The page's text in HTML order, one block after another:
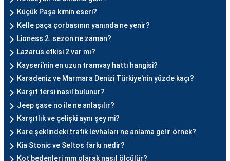
Küçük Paşa kimin eseri?
Kelle paça çorbasının yanında ne yenir?
Lioness 2. sezon ne zaman?
Lazarus etkisi 2 var mı?
Kayseri'nin en uzun tramvay hattı hangisi?
Karadeniz ve Marmara Denizi Türkiye'nin yüzde kaçı?
Karşıt tersi nasıl bulunur?
Jeep şase no ile ne anlaşılır?
Karşıtlık ve çelişki aynı şey mi?
Kare şeklindeki trafik levhaları ne anlama gelir örnek?
Kia Stonic ve Seltos farkı nedir?
Kot bedenleri mm olarak nasıl ölçülür?